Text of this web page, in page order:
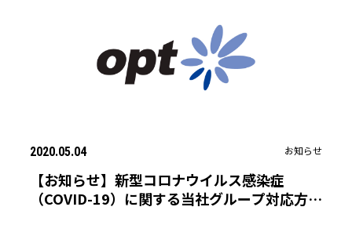
2020.05.04 お知らせ
【お知らせ】新型コロナウイルス感染症
（COVID-19）に関する当社グループ対応方針